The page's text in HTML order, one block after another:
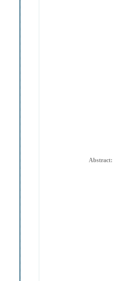
Abstract: